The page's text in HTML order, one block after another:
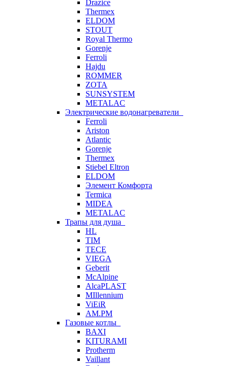
Drazice
Thermex
ELDOM
STOUT
Royal Thermo
Gorenje
Ferroli
Hajdu
ROMMER
ZOTA
SUNSYSTEM
METALAC
Электрические водонагреватели
Ferroli
Ariston
Atlantic
Gorenje
Thermex
Stiebel Eltron
ELDOM
Элемент Комфорта
Termica
MIDEA
METALAC
Трапы для душа
HL
TIM
TECE
VIEGA
Geberit
McAlpine
AlcaPLAST
MIllennium
ViEiR
AM.PM
Газовые котлы
BAXI
KITURAMI
Protherm
Vaillant